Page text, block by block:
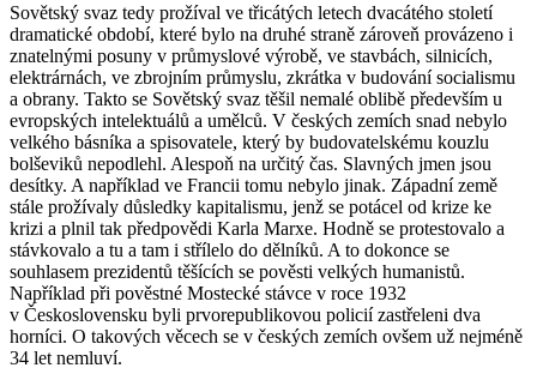
Sovětský svaz tedy prožíval ve třicátých letech dvacátého století
dramatické období, které bylo na druhé straně zároveň provázeno i
znatelnými posuny v průmyslové výrobě, ve stavbách, silnicích,
elektrárnách, ve zbrojním průmyslu, zkrátka v budování socialismu
a obrany. Takto se Sovětský svaz těšil nemalé oblibě především u
evropských intelektuálů a umělců. V českých zemích snad nebylo
velkého básníka a spisovatele, který by budovatelskému kouzlu
bolševiků nepodlehl. Alespoň na určitý čas. Slavných jmen jsou
desítky. A například ve Francii tomu nebylo jinak. Západní země
stále prožívaly důsledky kapitalismu, jenž se potácel od krize ke
krizi a plnil tak předpovědi Karla Marxe. Hodně se protestovalo a
stávkovalo a tu a tam i střílelo do dělníků. A to dokonce se
souhlasem prezidentů těšících se pověsti velkých humanistů.
Například při pověstné Mostecké stávce v roce 1932
v Československu byli prvorepublikovou policií zastřeleni dva
horníci. O takových věcech se v českých zemích ovšem už nejméně
34 let nemluví.